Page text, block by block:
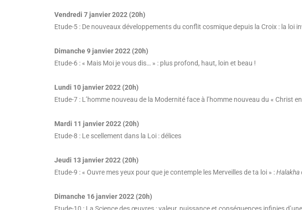
Vendredi 7 janvier 2022 (20h)
Etude-5 : De nouveaux développements du conflit cosmique depuis la Croix : la loi
Dimanche 9 janvier 2022 (20h)
Etude-6 : « Mais Moi je vous dis… » : plus profond, haut, loin et beau !
Lundi 10 janvier 2022 (20h)
Etude-7 : L’homme nouveau de la Modernité face à l’homme nouveau du « Christ
Mardi 11 janvier 2022 (20h)
Etude-8 : Le scellement dans la Loi : délices
Jeudi 13 janvier 2022 (20h)
Etude-9 : « Ouvre mes yeux pour que je contemple les Merveilles de ta loi » :Halakha
Dimanche 16 janvier 2022 (20h)